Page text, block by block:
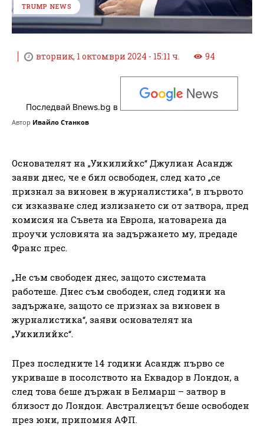
TRUMP NEWS
вторник, 1 октомври 2024 - 15:11 ч. 94
Последвай Bnews.bg в
Автор Ивайло Станков
Основателят на „Уикилийкс“ Джулиан Асандж
заяви днес, че е бил освободен, след като „се
признал за виновен в журналистика“, в първото
си изказване след излизането си от затвора, пред
комисия на Съвета на Европа, натоварена да
проучи условията на задържането му, предаде
Франс прес.
„Не съм свободен днес, защото системата
работеше. Днес съм свободен, след години на
задържане, защото се признах за виновен в
журналистика“, заяви основателят на
„Уикилийкс“.
През последните 14 години Асандж първо се
укриваше в посолството на Еквадор в Лондон, а
след това беше държан в Белмарш – затвор в
близост до Лондон. Австралиецът беше освободен
през юни, припомня АФП.